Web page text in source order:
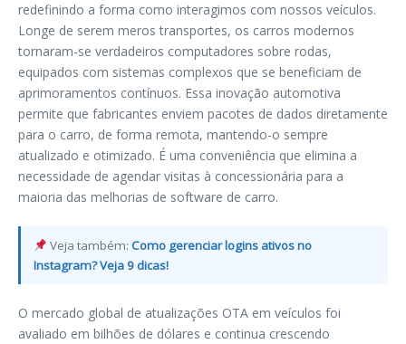
redefinindo a forma como interagimos com nossos veículos.
Longe de serem meros transportes, os carros modernos
tornaram-se verdadeiros computadores sobre rodas,
equipados com sistemas complexos que se beneficiam de
aprimoramentos contínuos. Essa inovação automotiva
permite que fabricantes enviem pacotes de dados diretamente
para o carro, de forma remota, mantendo-o sempre
atualizado e otimizado. É uma conveniência que elimina a
necessidade de agendar visitas à concessionária para a
maioria das melhorias de software de carro.
Veja também:Como gerenciar logins ativos no
Instagram? Veja 9 dicas!
O mercado global de atualizações OTA em veículos foi
avaliado em bilhões de dólares e continua crescendo